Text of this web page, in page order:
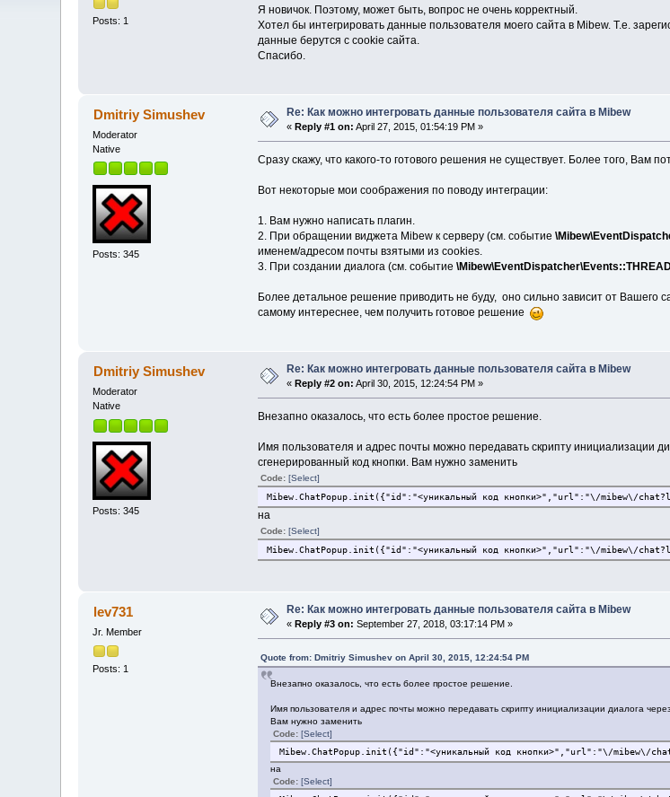
Posts: 1
Я новичок. Поэтому, может быть, вопрос не очень корректный.
Хотел бы интегрировать данные пользователя моего сайта в Mibew. Т.е.
данные берутся с cookie сайта.
Спасибо.
Dmitriy Simushev
Moderator
Native
Posts: 345
Re: Как можно интегровать данные пользователя сайта в Mibew
«Reply #1 on: April 27, 2015, 01:54:19 PM »
Сразу скажу, что какого-то готового решения не существует. Более того, Вам
Вот некоторые мои соображения по поводу интеграции:
1. Вам нужно написать плагин.
2. При обращении виджета Mibew к серверу (см. событие
именем/адресом почты взятыми из cookies.
3. При создании диалога (см. событие
Более детальное решение приводить не буду, оно сильно зависит от Вашего
самому интереснее, чем получить готовое решение
Dmitriy Simushev
Moderator
Native
Posts: 345
Re: Как можно интегровать данные пользователя сайта в Mibew
« Reply #2 on: April 30, 2015, 12:24:54 PM »
Внезапно оказалось, что есть более простое решение.
Имя пользователя и адрес почты можно передавать скрипту инициализации
сгенерированный код кнопки. Вам нужно заменить
Code: [Select]
Mibew.ChatPopup.init({"id":"<уникальный код кнопки>","url":"\/mibew\/
на
Code: [Select]
Mibew.ChatPopup.init({"id":"<уникальный код кнопки>","url":"\/mibew\/
lev731
Jr. Member
Posts: 1
Re: Как можно интегровать данные пользователя сайта в Mibew
« Reply #3 on: September 27, 2018, 03:17:14 PM »
Quote from: Dmitriy Simushev on April 30, 2015, 12:24:54 PM
Внезапно оказалось, что есть более простое решение.
Имя пользователя и адрес почты можно передавать скрипту инициализации диалога
Вам нужно заменить
Code: [Select]
Mibew.ChatPopup.init({"id":"<уникальный код кнопки>","url":"\/mibew\/
на
Code: [Select]